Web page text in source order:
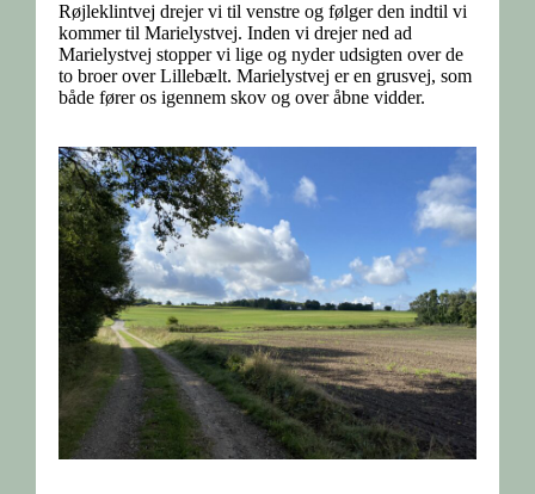
Røjleklintvej drejer vi til venstre og følger den indtil vi
kommer til Marielystvej. Inden vi drejer ned ad
Marielystvej stopper vi lige og nyder udsigten over de
to broer over Lillebælt. Marielystvej er en grusvej, som
både fører os igennem skov og over åbne vidder.